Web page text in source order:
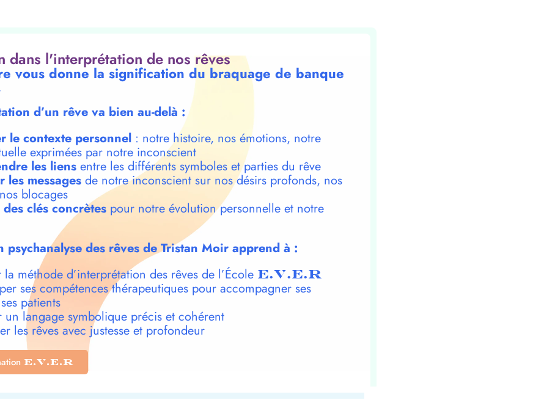
dans l'interprétation de nos rêves
vous donne la signification du braquage de banque
d’un rêve va bien au-delà :
le contexte personnel: notre histoire, nos émotions, notre
exprimées par notre inconscient
les liensentre les différents symboles et parties du rêve
les messagesde notre inconscient sur nos désirs profonds, nos
blocages
clés concrètespour notre évolution personnelle et notre
psychanalyse des rêves de Tristan Moir apprend à :
méthode d’interprétation des rêves de l’École E.V.E.R
ses compétences thérapeutiques pour accompagner ses
patients
un langage symbolique précis et cohérent
les rêves avec justesse et profondeur
E.V.E.R